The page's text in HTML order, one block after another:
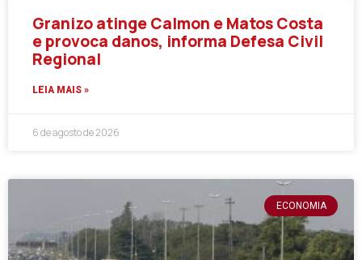
Granizo atinge Calmon e Matos Costa
e provoca danos, informa Defesa Civil
Regional
LEIA MAIS »
6 de agosto de 2026
ECONOMIA